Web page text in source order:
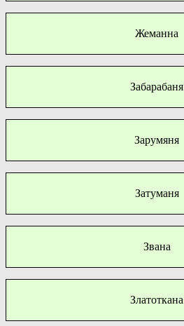
Жеманна
Забарабаня
Зарумяня
Затуманя
Звана
Златоткана